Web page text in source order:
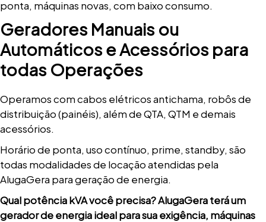
ponta, máquinas novas, com baixo consumo.
Geradores Manuais ou
Automáticos e Acessórios para
todas Operações
Operamos com cabos elétricos antichama, robôs de
distribuição (painéis), além de QTA, QTM e demais
acessórios.
Horário de ponta, uso contínuo, prime, standby, são
todas modalidades de locação atendidas pela
AlugaGera para geração de energia.
Qual potência kVA você precisa? AlugaGera terá um
gerador de energia ideal para sua exigência, máquinas